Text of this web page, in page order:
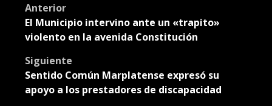
Post
navigation
Anterior
El Municipio intervino ante un «trapito»
violento en la avenida Constitución
Siguiente
Sentido Común Marplatense expresó su
apoyo a los prestadores de discapacidad